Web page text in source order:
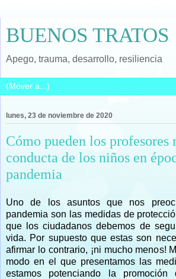
BUENOS TRATOS
Apego, trauma, desarrollo, resiliencia
lunes, 23 de noviembre de 2020
Cómo pueden los profesores
conducta de los niños en
pandemia
Uno de los asuntos que nos
pandemia son las medidas de
que los ciudadanos debemos de
vida. Por supuesto que estas son
afirmar lo contrario, ¡ni mucho menos!
modo en el que presentamos las
estamos potenciando la promoción